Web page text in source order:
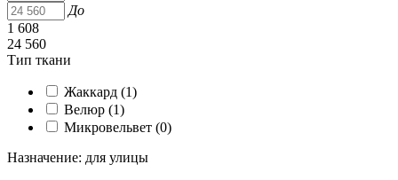
До
1 608
24 560
Тип ткани
Жаккард (1)
Велюр (1)
Микровельвет (0)
Назначение: для улицы